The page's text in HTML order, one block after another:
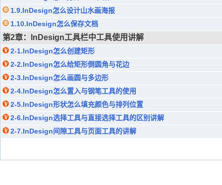
1.9.InDesign怎么设计山水画海报
1.10.InDesign怎么保存文档
第2章：InDesign工具栏中工具使用讲解
2-1.InDesign怎么创建矩形
2-2.InDesign怎么给矩形倒圆角与花边
2-3.InDesign怎么画圆与多边形
2-4.InDesign怎么置入与钢笔工具的使用
2-5.InDesign形状怎么填充颜色与排列位置
2-6.InDesign选择工具与直接选择工具的区别讲解
2-7.InDesign间隙工具与页面工具的讲解